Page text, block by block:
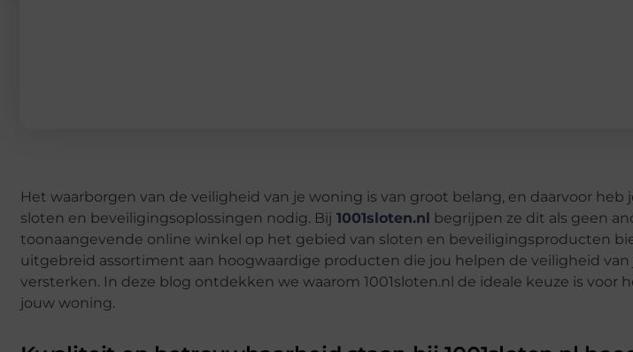
Het waarborgen van de veiligheid van je woning is van groot belang, en daarvoor heb
sloten en beveiligingsoplossingen nodig. Bij 1001sloten.nl
begrijpen ze dit als geen
toonaangevende online winkel op het gebied van sloten en beveiligingsproducten
uitgebreid assortiment aan hoogwaardige producten die jou helpen de veiligheid van
versterken. In deze blog ontdekken we waarom 1001sloten.nl de ideale keuze is voor
jouw woning.